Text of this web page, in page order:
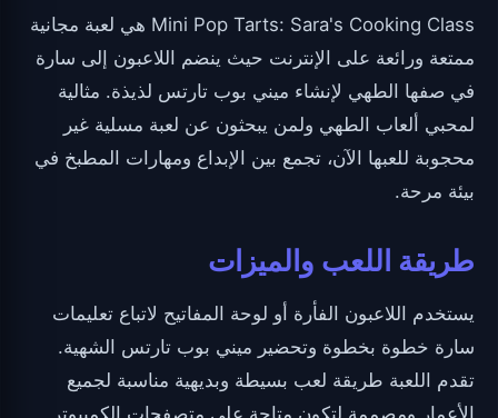
Mini Pop Tarts: Sara's Cooking Class هي لعبة مجانية
ممتعة ورائعة على الإنترنت حيث ينضم اللاعبون إلى سارة
في صفها الطهي لإنشاء ميني بوب تارتس لذيذة. مثالية
لمحبي ألعاب الطهي ولمن يبحثون عن لعبة مسلية غير
محجوبة للعبها الآن، تجمع بين الإبداع ومهارات المطبخ في
بيئة مرحة.
طريقة اللعب والميزات
يستخدم اللاعبون الفأرة أو لوحة المفاتيح لاتباع تعليمات
سارة خطوة بخطوة وتحضير ميني بوب تارتس الشهية.
تقدم اللعبة طريقة لعب بسيطة وبديهية مناسبة لجميع